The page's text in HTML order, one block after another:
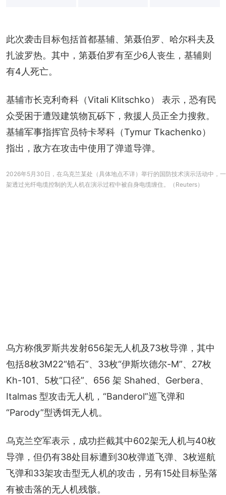
此次袭击目标包括首都基辅、第聂伯罗、哈尔科夫及
扎波罗热。其中，第聂伯罗有至少6人丧生，基辅则
有4人死亡。
基辅市长克利奇科（Vitali Klitschko） 表示，恐有民
众受困于遭毁建筑物瓦砾下，救援人员正全力搜救。
基辅军事指挥官员特卡琴科（Tymur Tkachenko）
指出，敌方在攻击中使用了弹道导弹。
2026年5月30日，在乌克兰某处（具体地点不详）举行的国防技术演示活动中，一
架透过光纤电缆控制的无人机在演示过程中被自身电缆缠住。（Reuters）
乌方称俄罗斯共发射656架无人机及73枚导弹，其中
包括8枚3M22“锆石”、33枚“伊斯坎德尔-M”、27枚
Kh-101、5枚“口径”、656 架 Shahed、Gerbera、
Italmas 型攻击无人机，“Banderol”巡飞弹和
“Parody”型诱饵无人机。
乌克兰空军表示，成功拦截其中602架无人机与40枚
导弹，但仍有38处目标遭到30枚弹道飞弹、3枚巡航
飞弹和33架攻击型无人机的攻击，另有15处目标坠落
有被击落的无人机残骸。